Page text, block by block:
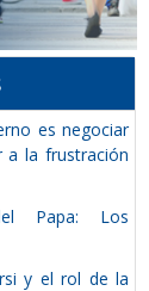
es negociar
a la frustración
Papa: Los
y el rol de la